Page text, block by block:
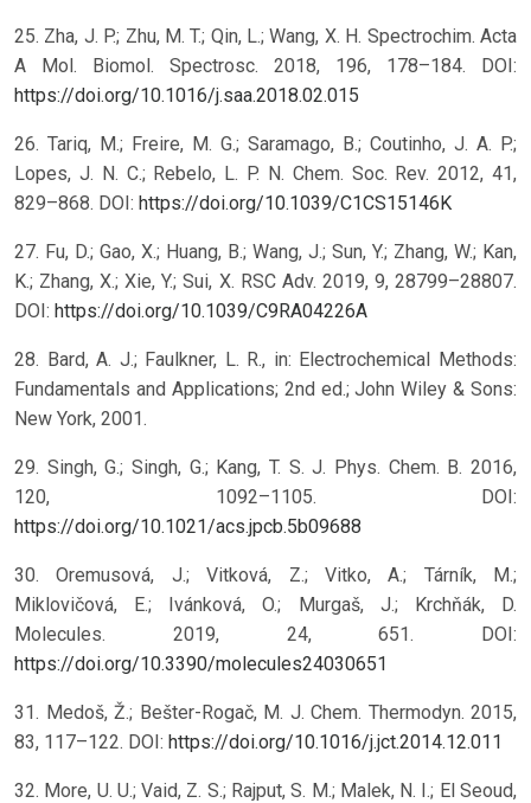
25. Zha, J. P.; Zhu, M. T.; Qin, L.; Wang, X. H. Spectrochim. Acta
A Mol. Biomol. Spectrosc. 2018, 196, 178–184. DOI:
https://doi.org/10.1016/j.saa.2018.02.015
26. Tariq, M.; Freire, M. G.; Saramago, B.; Coutinho, J. A. P.;
Lopes, J. N. C.; Rebelo, L. P. N. Chem. Soc. Rev. 2012, 41,
829–868. DOI: https://doi.org/10.1039/C1CS15146K
27. Fu, D.; Gao, X.; Huang, B.; Wang, J.; Sun, Y.; Zhang, W.; Kan,
K.; Zhang, X.; Xie, Y.; Sui, X. RSC Adv. 2019, 9, 28799–28807.
DOI: https://doi.org/10.1039/C9RA04226A
28. Bard, A. J.; Faulkner, L. R., in: Electrochemical Methods:
Fundamentals and Applications; 2nd ed.; John Wiley & Sons:
New York, 2001.
29. Singh, G.; Singh, G.; Kang, T. S. J. Phys. Chem. B. 2016,
120, 1092–1105. DOI:
https://doi.org/10.1021/acs.jpcb.5b09688
30. Oremusová, J.; Vitková, Z.; Vitko, A.; Tárník, M.;
Miklovičová, E.; Ivánková, O.; Murgaš, J.; Krchňák, D.
Molecules. 2019, 24, 651. DOI:
https://doi.org/10.3390/molecules24030651
31. Medoš, Ž.; Bešter-Rogač, M. J. Chem. Thermodyn. 2015,
83, 117–122. DOI: https://doi.org/10.1016/j.jct.2014.12.011
32. More, U. U.; Vaid, Z. S.; Rajput, S. M.; Malek, N. I.; El Seoud,